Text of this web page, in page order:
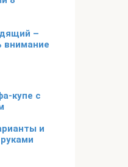
–
внимание
купе с
и